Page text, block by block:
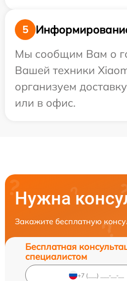
5
Мы сообщим Вам о
Вашей техники
организуем
или в офис.
Нужна
Закажите бесплатную
Бесплатная
специалистом